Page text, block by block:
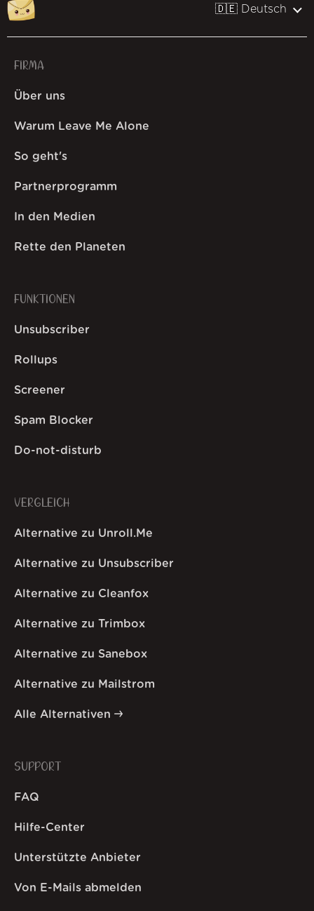
🇩🇪 Deutsch
FIRMA
Über uns
Warum Leave Me Alone
So geht's
Partnerprogramm
In den Medien
Rette den Planeten
FUNKTIONEN
Unsubscriber
Rollups
Screener
Spam Blocker
Do-not-disturb
VERGLEICH
Alternative zu Unroll.Me
Alternative zu Unsubscriber
Alternative zu Cleanfox
Alternative zu Trimbox
Alternative zu Sanebox
Alternative zu Mailstrom
Alle Alternativen
SUPPORT
FAQ
Hilfe-Center
Unterstützte Anbieter
Von E-Mails abmelden